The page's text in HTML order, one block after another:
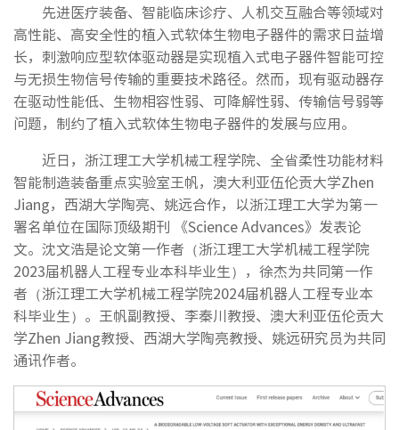
先进医疗装备、智能临床诊疗、人机交互融合等领域对
高性能、高安全性的植入式软体生物电子器件的需求日益增
长，刺激响应型软体驱动器是实现植入式电子器件智能可控
与无损生物信号传输的重要技术路径。然而，现有驱动器存
在驱动性能低、生物相容性弱、可降解性弱、传输信号弱等
问题，制约了植入式软体生物电子器件的发展与应用。
近日，浙江理工大学机械工程学院、全省柔性功能材料
智能制造装备重点实验室王帆，澳大利亚伍伦贡大学Zhen
Jiang，西湖大学陶亮、姚远合作，以浙江理工大学为第一
署名单位在国际顶级期刊 《Science Advances》发表论
文。沈文浩是论文第一作者（浙江理工大学机械工程学院
2023届机器人工程专业本科毕业生），徐杰为共同第一作
者（浙江理工大学机械工程学院2024届机器人工程专业本
科毕业生）。王帆副教授、李秦川教授、澳大利亚伍伦贡大
学Zhen Jiang教授、西湖大学陶亮教授、姚远研究员为共同
通讯作者。